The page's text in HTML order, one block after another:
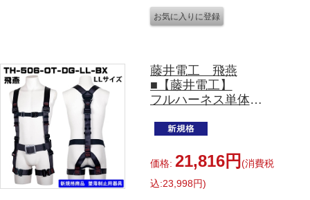
藤井電工 飛燕
■【藤井電工】
フルハーネス単体
TH-506-OT-DG-LL-BX
価格: 21,816円 (消費税
込:23,998円)